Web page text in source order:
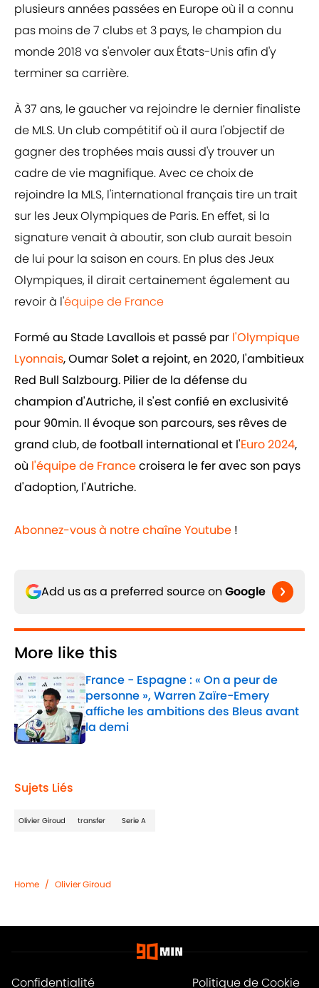
plusieurs années passées en Europe où il a connu
pas moins de 7 clubs et 3 pays, le champion du
monde 2018 va s'envoler aux États-Unis afin d'y
terminer sa carrière.
À 37 ans, le gaucher va rejoindre le dernier finaliste
de MLS. Un club compétitif où il aura l'objectif de
gagner des trophées mais aussi d'y trouver un
cadre de vie magnifique. Avec ce choix de
rejoindre la MLS, l'international français tire un trait
sur les Jeux Olympiques de Paris. En effet, si la
signature venait à aboutir, son club aurait besoin
de lui pour la saison en cours. En plus des Jeux
Olympiques, il dirait certainement également au
revoir à l'équipe de France
Formé au Stade Lavallois et passé par l'Olympique
Lyonnais, Oumar Solet a rejoint, en 2020, l'ambitieux
Red Bull Salzbourg. Pilier de la défense du
champion d'Autriche, il s'est confié en exclusivité
pour 90min. Il évoque son parcours, ses rêves de
grand club, de football international et l'Euro 2024,
où l'équipe de Francecroisera le fer avec son pays
d'adoption, l'Autriche.
Abonnez-vous à notre chaîne Youtube !
Add us as a preferred source on Google
More like this
France - Espagne : « On a peur de
personne », Warren Zaïre-Emery
affiche les ambitions des Bleus avant
la demi
Published by on Invalid Date
Sujets Liés
Olivier Giroud transfer Serie A
Home / Olivier Giroud
Confidentialité Politique de Cookie